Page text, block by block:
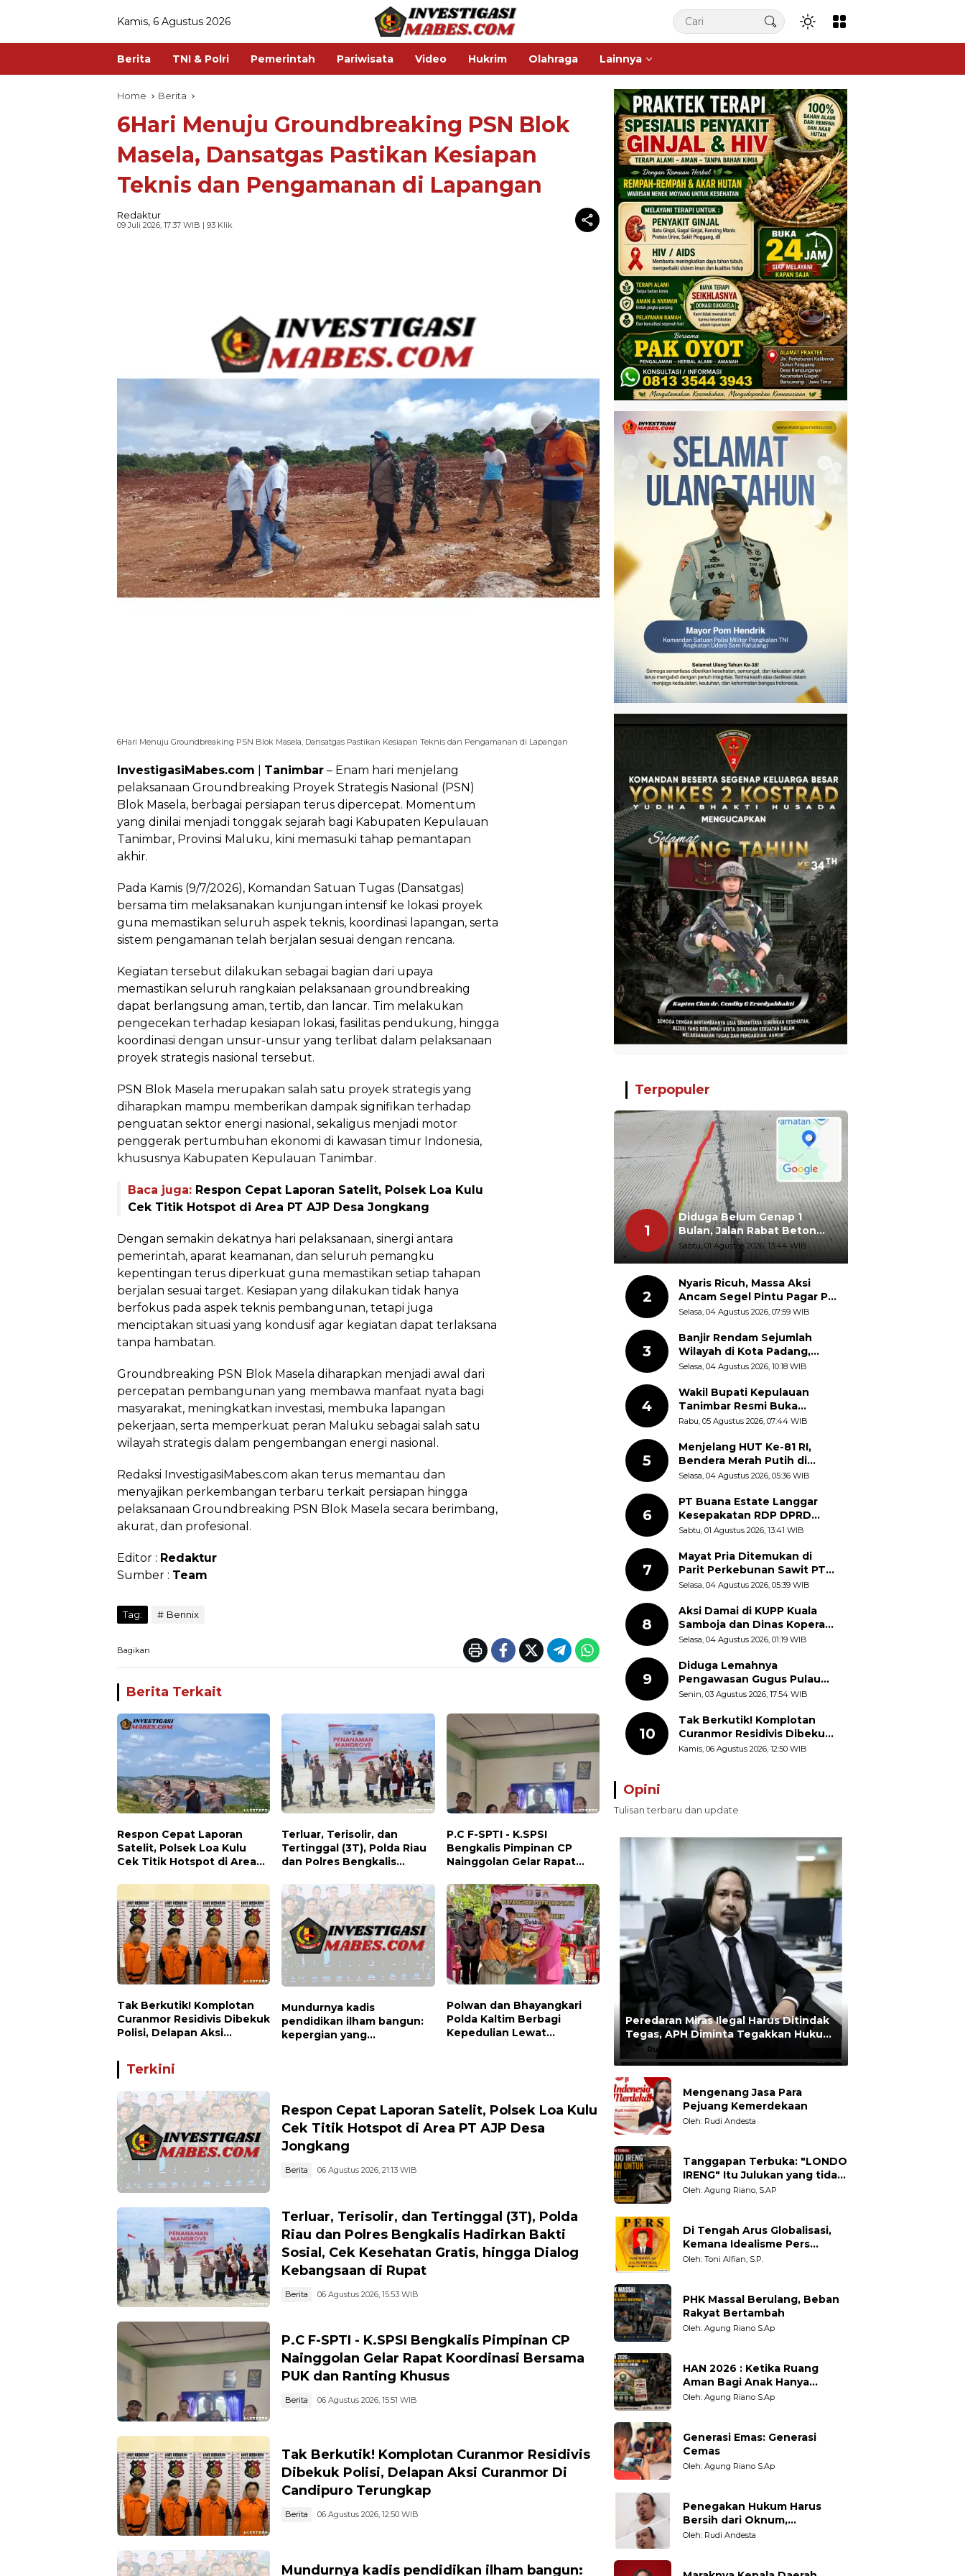
Kamis, 6 Agustus 2026
Berita TNI & Polri Pemerintah Pariwisata Video Hukrim Olahraga Lainnya
Home Berita
6Hari Menuju Groundbreaking PSN Blok
Masela, Dansatgas Pastikan Kesiapan
Teknis dan Pengamanan di Lapangan
Redaktur
09 Juli 2026, 17:37 WIB | 93 Klik
6Hari Menuju Groundbreaking PSN Blok Masela, Dansatgas Pastikan Kesiapan Teknis dan Pengamanan di Lapangan
InvestigasiMabes.com Tanimbar – Enam hari menjelang
pelaksanaan Groundbreaking Proyek Strategis Nasional (PSN)
Blok Masela, berbagai persiapan terus dipercepat. Momentum
yang dinilai menjadi tonggak sejarah bagi Kabupaten Kepulauan
Tanimbar, Provinsi Maluku, kini memasuki tahap pemantapan
akhir.
Pada Kamis (9/7/2026), Komandan Satuan Tugas (Dansatgas)
bersama tim melaksanakan kunjungan intensif ke lokasi proyek
guna memastikan seluruh aspek teknis, koordinasi lapangan, serta
sistem pengamanan telah berjalan sesuai dengan rencana.
Kegiatan tersebut dilakukan sebagai bagian dari upaya
memastikan seluruh rangkaian pelaksanaan groundbreaking
dapat berlangsung aman, tertib, dan lancar. Tim melakukan
pengecekan terhadap kesiapan lokasi, fasilitas pendukung, hingga
koordinasi dengan unsur-unsur yang terlibat dalam pelaksanaan
proyek strategis nasional tersebut.
PSN Blok Masela merupakan salah satu proyek strategis yang
diharapkan mampu memberikan dampak signifikan terhadap
penguatan sektor energi nasional, sekaligus menjadi motor
penggerak pertumbuhan ekonomi di kawasan timur Indonesia,
khususnya Kabupaten Kepulauan Tanimbar.
Baca juga: Respon Cepat Laporan Satelit, Polsek Loa Kulu
Cek Titik Hotspot di Area PT AJP Desa Jongkang
Dengan semakin dekatnya hari pelaksanaan, sinergi antara
pemerintah, aparat keamanan, dan seluruh pemangku
kepentingan terus diperkuat guna memastikan setiap tahapan
berjalan sesuai target. Kesiapan yang dilakukan tidak hanya
berfokus pada aspek teknis pembangunan, tetapi juga
menciptakan situasi yang kondusif agar kegiatan dapat terlaksana
tanpa hambatan.
Groundbreaking PSN Blok Masela diharapkan menjadi awal dari
percepatan pembangunan yang membawa manfaat nyata bagi
masyarakat, meningkatkan investasi, membuka lapangan
pekerjaan, serta memperkuat peran Maluku sebagai salah satu
wilayah strategis dalam pengembangan energi nasional.
Redaksi InvestigasiMabes.com akan terus memantau dan
menyajikan perkembangan terbaru terkait persiapan hingga
pelaksanaan Groundbreaking PSN Blok Masela secara berimbang,
akurat, dan profesional.
Editor : Redaktur
Sumber : Team
Tag: Bennix
Bagikan
Berita Terkait
Respon Cepat Laporan
Satelit, Polsek Loa Kulu
Cek Titik Hotspot di Area
Terluar, Terisolir, dan
Tertinggal (3T), Polda Riau
dan Polres Bengkalis
Kesehatan Gratis, hingga
Dialog Kebangsaan di
Rupat
P.C F-SPTI - K.SPSI
Bengkalis Pimpinan CP
Nainggolan Gelar Rapat
dan Ranting Khusus
Tak Berkutik! Komplotan
Curanmor Residivis Dibekuk
Polisi, Delapan Aksi
Terungkap
Mundurnya kadis
pendidikan ilham bangun:
kepergian yang
Polwan dan Bhayangkari
Polda Kaltim Berbagi
Kepedulian Lewat
Terkini
Respon Cepat Laporan Satelit, Polsek Loa Kulu
Cek Titik Hotspot di Area PT AJP Desa
Jongkang
Berita 06 Agustus 2026, 21:13 WIB
Terluar, Terisolir, dan Tertinggal (3T), Polda
Riau dan Polres Bengkalis Hadirkan Bakti
Sosial, Cek Kesehatan Gratis, hingga Dialog
Kebangsaan di Rupat
Berita 06 Agustus 2026, 15:53 WIB
P.C F-SPTI - K.SPSI Bengkalis Pimpinan CP
Nainggolan Gelar Rapat Koordinasi Bersama
PUK dan Ranting Khusus
Berita 06 Agustus 2026, 15:51 WIB
Tak Berkutik! Komplotan Curanmor Residivis
Dibekuk Polisi, Delapan Aksi Curanmor Di
Candipuro Terungkap
Berita 06 Agustus 2026, 12:50 WIB
Mundurnya kadis pendidikan ilham bangun:
Terpopuler
1
Diduga Belum Genap 1
Bulan, Jalan Rabat Beton
Gidanglo - Guwosobokerto
Sudah Pecah
Sabtu, 01 Agustus 2026, 13:44 WIB
2
Nyaris Ricuh, Massa Aksi
Ancam Segel Pintu Pagar PT
Pabrik Gula Gorontalo
Selasa, 04 Agustus 2026, 07:59 WIB
3
Banjir Rendam Sejumlah
Wilayah di Kota Padang,
Proses Evakuasi Warga
Selasa, 04 Agustus 2026, 10:18 WIB
4
Wakil Bupati Kepulauan
Tanimbar Resmi Buka
Rangkaian Peringatan HUT
Diajak Perkuat Semangat
Nasionalisme
Rabu, 05 Agustus 2026, 07:44 WIB
5
Menjelang HUT Ke-81 RI,
Bendera Merah Putih di
Kantor Dinas Kehutanan
Selasa, 04 Agustus 2026, 05:36 WIB
6
PT Buana Estate Langgar
Kesepakatan RDP DPRD
Sumut: Pasang Pilar Tapal
Libatkan Masyarakat
Sabtu, 01 Agustus 2026, 13:41 WIB
7
Mayat Pria Ditemukan di
Parit Perkebunan Sawit PT
Hindoli Keluang, Polisi
Selasa, 04 Agustus 2026, 05:39 WIB
8
Aksi Damai di KUPP Kuala
Samboja dan Dinas Koperasi
Kukar, Tuntut Keadilan dan
Selasa, 04 Agustus 2026, 01:19 WIB
9
Diduga Lemahnya
Pengawasan Gugus Pulau
Provinsi Maluku Picu Dugaan
Bale-Bale di Perairan Pulau
Seira
Senin, 03 Agustus 2026, 17:54 WIB
10
Tak Berkutik! Komplotan
Curanmor Residivis Dibekuk
Polisi, Delapan Aksi
Kamis, 06 Agustus 2026, 12:50 WIB
Opini
Tulisan terbaru dan update
Peredaran Miras Ilegal Harus Ditindak
Tegas, APH Diminta Tegakkan Hukum
Tanpa Pandang Bulu
Oleh: Rudi Andesta
Mengenang Jasa Para
Pejuang Kemerdekaan
Oleh: Rudi Andesta
Tanggapan Terbuka: "LONDO
IRENG" Itu Julukan yang tidak
Adil untuk Wartawan,
Oleh: Agung Riano, S.AP
Di Tengah Arus Globalisasi,
Kemana Idealisme Pers
Berpihak?
Oleh: Toni Alfian, S.P.
PHK Massal Berulang, Beban
Rakyat Bertambah
Oleh: Agung Riano S.Ap
HAN 2026 : Ketika Ruang
Aman Bagi Anak Hanya
Sebatas Angan
Oleh: Agung Riano S.Ap
Generasi Emas: Generasi
Cemas
Oleh: Agung Riano S.Ap
Penegakan Hukum Harus
Bersih dari Oknum,
Kepercayaan Publik adalah
Oleh: Rudi Andesta